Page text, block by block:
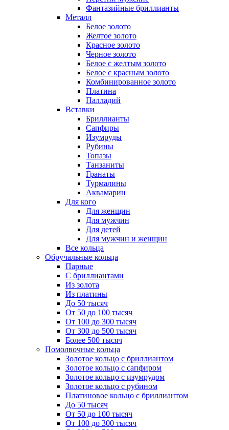
Фантазийные бриллианты
Металл
Белое золото
Желтое золото
Красное золото
Черное золото
Белое с желтым золото
Белое с красным золото
Комбинированное золото
Платина
Палладий
Вставки
Бриллианты
Сапфиры
Изумруды
Рубины
Топазы
Танзаниты
Гранаты
Турмалины
Аквамарин
Для кого
Для женщин
Для мужчин
Для детей
Для мужчин и женщин
Все кольца
Обручальные кольца
Парные
С бриллиантами
Из золота
Из платины
До 50 тысяч
От 50 до 100 тысяч
От 100 до 300 тысяч
От 300 до 500 тысяч
Более 500 тысяч
Помолвочные кольца
Золотое кольцо с бриллиантом
Золотое кольцо с сапфиром
Золотое кольцо с изумрудом
Золотое кольцо с рубином
Платиновое кольцо с бриллиантом
До 50 тысяч
От 50 до 100 тысяч
От 100 до 300 тысяч